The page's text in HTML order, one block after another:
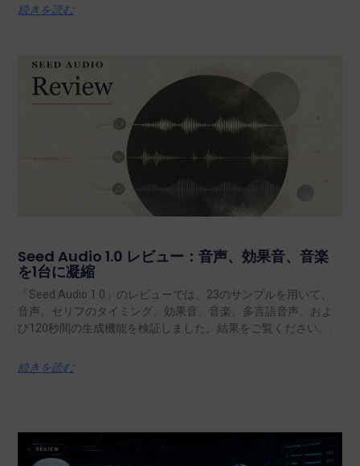
続きを読む
Seed Audio 1.0 レビュー：音声、効果音、音楽
を1台に凝縮
「Seed Audio 1.0」のレビューでは、23のサンプルを用いて、
音声、セリフのタイミング、効果音、音楽、多言語音声、およ
び120秒間の生成機能を検証しました。結果をご覧ください。.
続きを読む